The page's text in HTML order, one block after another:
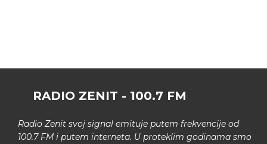
RADIO ZENIT - 100.7 FM
Radio Zenit svoj signal emituje putem frekvencije od
100.7 FM i putem interneta. U proteklim godinama smo